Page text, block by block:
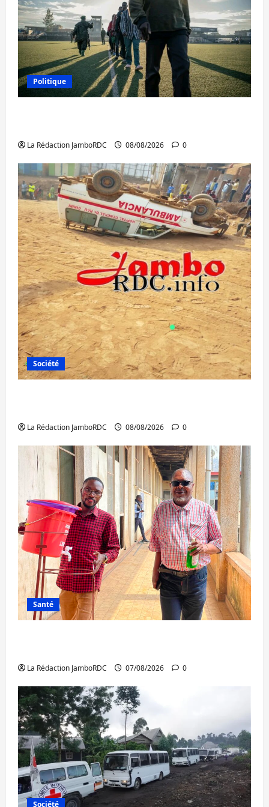
Politique
La Rédaction JamboRDC 08/08/2026 0
Société
La Rédaction JamboRDC 08/08/2026 0
Santé
La Rédaction JamboRDC 07/08/2026 0
Société